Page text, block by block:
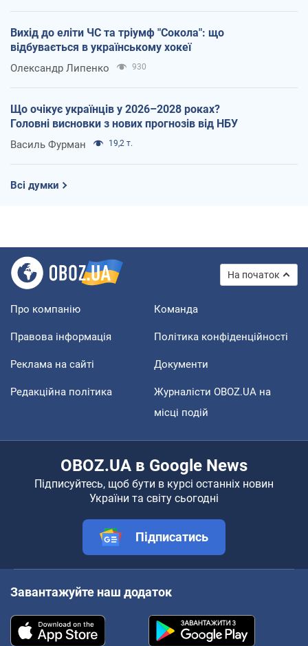
Вихід до еліти ЧС та тріумф "Сокола": що
відбувається в українському хокеї
Олександр Липенко 930
Що очікує українців у 2026–2028 роках?
Головні висновки з нових прогнозів від НБУ
Василь Фурман 19,2 т.
Всі думки
На початок
Про компанію Команда
Правова інформація Політика конфіденційності
Реклама на сайті Документи
Редакційна політика
Журналісти OBOZ.UA на
місці подій
OBOZ.UA в Google News
Підписуйтесь, щоб бути в курсі останніх новин
України та світу сьогодні
Підписатись
Завантажуйте наш додаток